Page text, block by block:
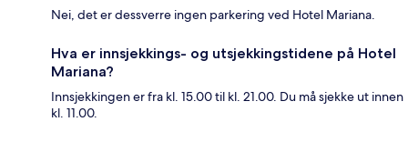
Nei, det er dessverre ingen parkering ved Hotel Mariana.
Hva er innsjekkings- og utsjekkingstidene på Hotel
Mariana?
Innsjekkingen er fra kl. 15.00 til kl. 21.00. Du må sjekke ut innen
kl. 11.00.